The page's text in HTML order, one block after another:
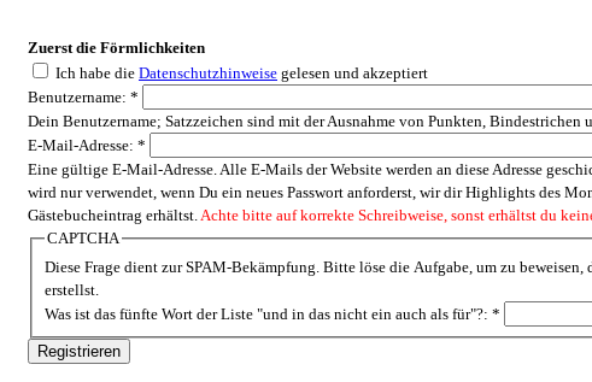
Zuerst die Förmlichkeiten
Ich habe die Datenschutzhinweise gelesen und akzeptiert
Benutzername: *
Dein Benutzername; Satzzeichen sind mit der Ausnahme von Punkten, Bindestrichen
E-Mail-Adresse: *
Eine gültige E-Mail-Adresse. Alle E-Mails der Website werden an diese Adresse
wird nur verwendet, wenn Du ein neues Passwort anforderst, wir dir Highlights des
Gästebucheintrag erhältst.Achte bitte auf korrekte Schreibweise, sonst erhältst du
CAPTCHA
Diese Frage dient zur SPAM-Bekämpfung. Bitte löse die Aufgabe, um zu beweisen,
erstellst.
Was ist das fünfte Wort der Liste "und in das nicht ein auch als für"?: *